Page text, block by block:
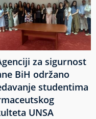
za sigurnost
BiH održano
studentima
UNSA